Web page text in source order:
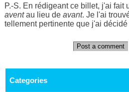
P.-S. En rédigeant ce billet, j'ai fait
aventau lieu deavant. Je l'ai
tellement pertinente que j'ai
Post a comment
Categories